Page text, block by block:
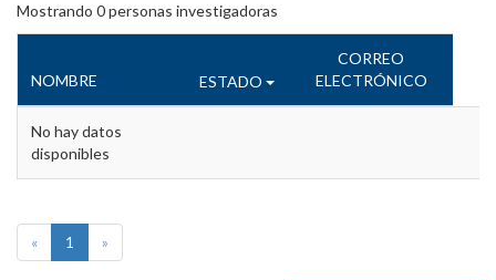
Mostrando 0personas investigadoras
NOMBRE ESTADO
CORREO
ELECTRÓNICO
No hay datos
disponibles
« 1 »